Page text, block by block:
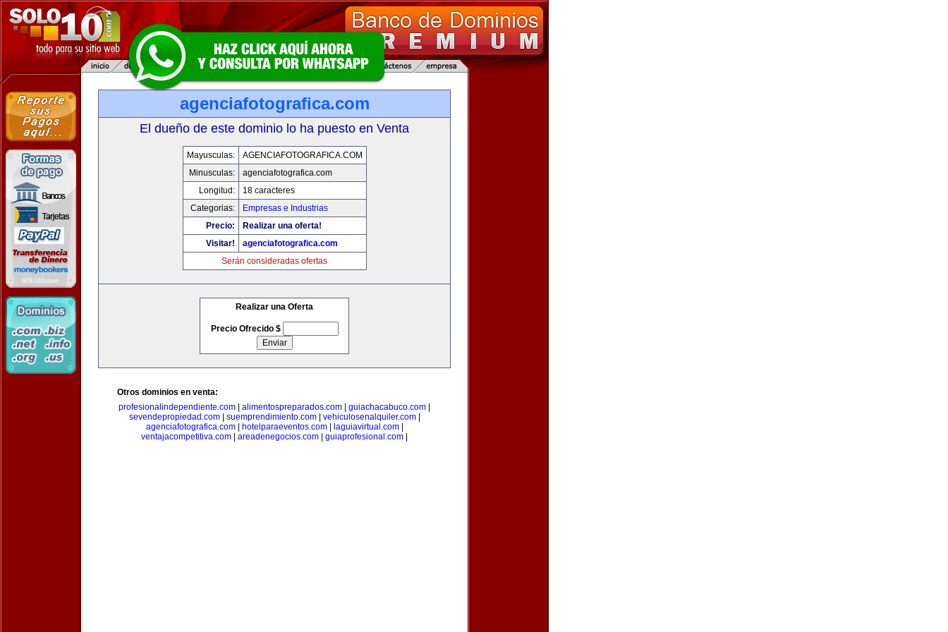
agenciafotografica.com
El dueño de este dominio lo ha puesto en Venta
Mayusculas:
AGENCIAFOTOGRAFICA.COM
Minusculas:
agenciafotografica.com
Longitud:
18 caracteres
Categorias:
Empresas e Industrias
Precio:
Realizar una oferta!
Visitar!
agenciafotografica.com
Serán consideradas ofertas
Realizar una Oferta
Precio Ofrecido $
Otros dominios en venta:
profesionalindependiente.com
alimentospreparados.com guiachacabuco.com
sevendepropiedad.com| suemprendimiento.com| vehiculosenalquiler.com|
agenciafotografica.com| hotelparaeventos.com| laguiavirtual.com|
ventajacompetitiva.com
areadenegocios.com guiaprofesional.com